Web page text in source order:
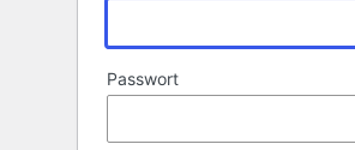
Passwort